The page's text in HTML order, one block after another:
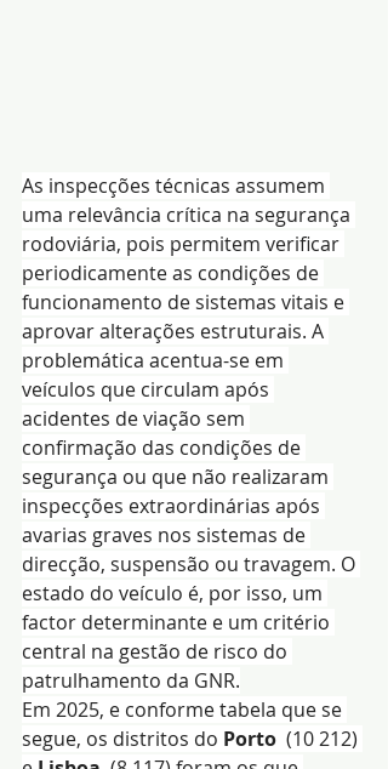
As inspecções técnicas assumem
uma relevância crítica na segurança
rodoviária, pois permitem verificar
periodicamente as condições de
funcionamento de sistemas vitais e
aprovar alterações estruturais. A
problemática acentua-se em
veículos que circulam após
acidentes de viação sem
confirmação das condições de
segurança ou que não realizaram
inspecções extraordinárias após
avarias graves nos sistemas de
direcção, suspensão ou travagem. O
estado do veículo é, por isso, um
factor determinante e um critério
central na gestão de risco do
patrulhamento da GNR.
Em 2025, e conforme tabela que se
segue, os distritos do Porto (10 212)